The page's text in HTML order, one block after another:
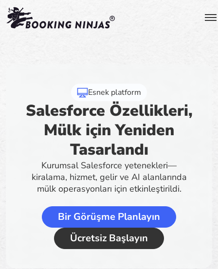
Esnek platform
Salesforce Özellikleri,
Mülk için Yeniden
Tasarlandı
Kurumsal Salesforce yetenekleri—
kiralama, hizmet, gelir ve AI alanlarında
mülk operasyonları için etkinleştirildi.
Bir Görüşme Planlayın
Ücretsiz Başlayın